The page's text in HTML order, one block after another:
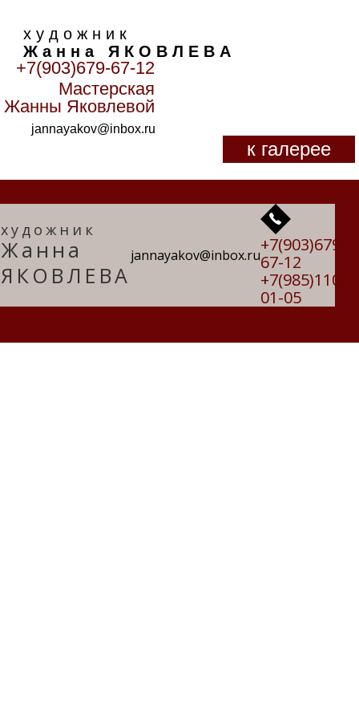
х у д о ж н и к
Ж а н н а Я К О В Л Е В А
+7(903)679-67-12
Мастерская
Жанны Яковлевой
jannayakov@inbox.ru
Главная>Образы>
к галерее
художник
Жанна
ЯКОВЛЕВА
jannayakov@inbox.ru+7(903)679-
67-12
+7(985)110-
01-05